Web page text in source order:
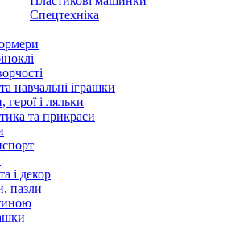
Спецтехніка
навчальні іграшки
герої і ляльки
та прикраси
і декор
пазли